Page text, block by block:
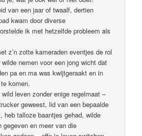
van een jaar of twaalf, dertien
kwam door diverse
ik met hetzelfde probleem als
z’n zotte kameraden eventjes de rol
nemen voor een jong wicht dat
pa en ma was kwijtgeraakt en in
komen.
leven zonder enige regelmaat –
geweest, lid van een bepaalde
heb talloze baantjes gehad, wilde
gegeven en meer van die